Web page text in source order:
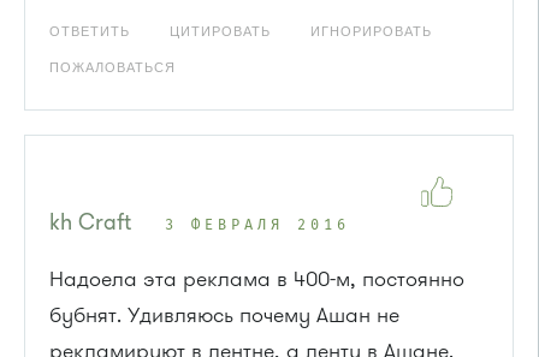
ОТВЕТИТЬ ЦИТИРОВАТЬ ИГНОРИРОВАТЬ
ПОЖАЛОВАТЬСЯ
kh Craft 3 ФЕВРАЛЯ 2016
Надоела эта реклама в 400-м, постоянно
бубнят. Удивляюсь почему Ашан не
рекламируют в лентне, а ленту в Ашане.